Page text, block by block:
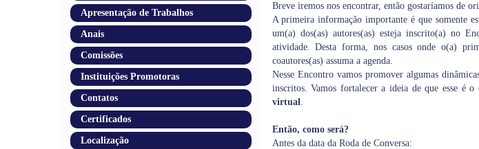
Apresentação de Trabalhos
Anais
Comissões
Instituições Promotoras
Contatos
Certificados
Localização
Breve iremos nos encontrar, então gostaríamos de
A primeira informação importante é que somente
um(a) dos(as) autores(as) esteja inscrito(a) no
atividade. Desta forma, nos casos onde o(a)
coautores(as) assuma a agenda.
Nesse Encontro vamos promover algumas
inscritos. Vamos fortalecer a ideia de que esse é
virtual.
Então, como será?
Antes da data da Roda de Conversa: